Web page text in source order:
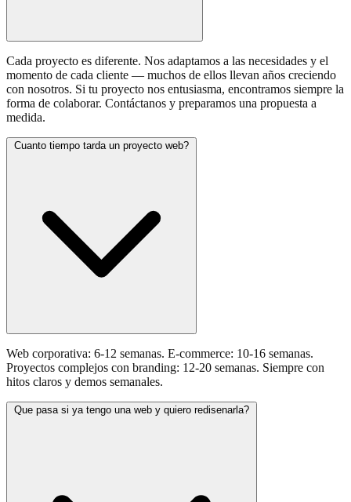
Cada proyecto es diferente. Nos adaptamos a las necesidades y el
momento de cada cliente — muchos de ellos llevan años creciendo
con nosotros. Si tu proyecto nos entusiasma, encontramos siempre la
forma de colaborar. Contáctanos y preparamos una propuesta a
medida.
Cuanto tiempo tarda un proyecto web?
Web corporativa: 6-12 semanas. E-commerce: 10-16 semanas.
Proyectos complejos con branding: 12-20 semanas. Siempre con
hitos claros y demos semanales.
Que pasa si ya tengo una web y quiero redisenarla?